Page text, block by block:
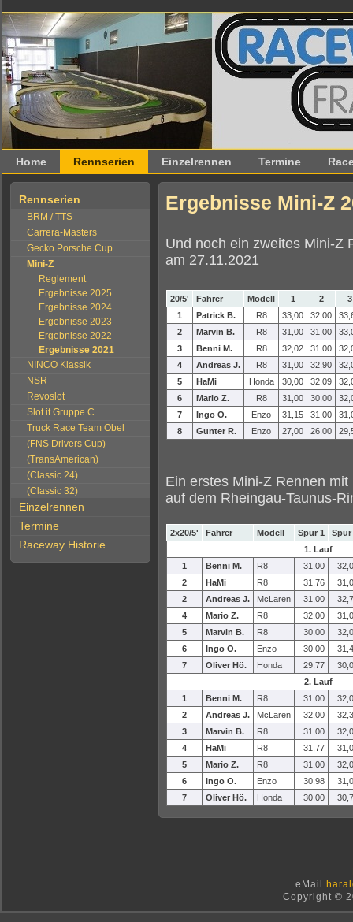
Home Rennserien Einzelrennen Termine
Rennserien
BRM / TTS
Carrera-Masters
Gecko Porsche Cup
Mini-Z
Reglement
Ergebnisse 2025
Ergebnisse 2024
Ergebnisse 2023
Ergebnisse 2022
Ergebnisse 2021
NINCO Klassik
NSR
Revoslot
Slot.it Gruppe C
Truck Race Team Obel
(FNS Drivers Cup)
(TransAmerican)
(Classic 24)
(Classic 32)
Einzelrennen
Termine
Raceway Historie
Ergebnisse Mini-Z
Und noch ein zweites Mini-Z
am 27.11.2021
20/5' Fahrer Modell 1 2
3
1
Patrick B. R8 33,00 32,00
2
Marvin B. R8 31,00 31,00
3
Benni M. R8 32,02 31,00
4
Andreas J. R8 31,00 32,90
5
HaMi Honda 30,00 32,09
6
Mario Z. R8 31,00 30,00
7
Ingo O. Enzo 31,15 31,00
8
Gunter R. Enzo 27,00 26,00
Ein erstes Mini-Z Rennen
auf dem Rheingau-Taunus-
2x20/5' Fahrer Modell Spur 1
Spur
1. Lauf
1
Benni M. R8 31,00
2
HaMi R8 31,76
2
Andreas J. McLaren 31,00
4
Mario Z. R8 32,00
5
Marvin B. R8 30,00
6
Ingo O. Enzo 30,00
7
Oliver Hö. Honda 29,77
2. Lauf
1
Benni M. R8 31,00
2
Andreas J. McLaren 32,00
3
Marvin B. R8 31,00
4
HaMi R8 31,77
5
Mario Z. R8 31,00
6
Ingo O. Enzo 30,98
7
Oliver Hö. Honda 30,00
eMail
Copyright ©